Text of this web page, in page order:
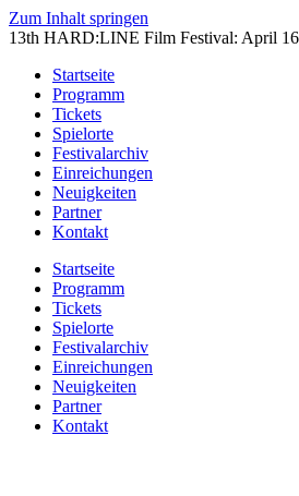
Zum Inhalt springen
13th HARD:LINE Film Festival: April
Startseite
Programm
Tickets
Spielorte
Festivalarchiv
Einreichungen
Neuigkeiten
Partner
Kontakt
Startseite
Programm
Tickets
Spielorte
Festivalarchiv
Einreichungen
Neuigkeiten
Partner
Kontakt